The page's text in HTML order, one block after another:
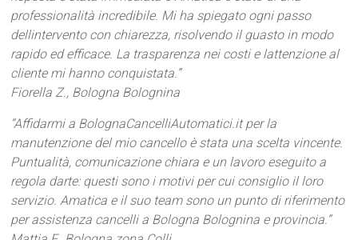
professionalità incredibile. Mi ha spiegato ogni passo
dellintervento con chiarezza, risolvendo il guasto in modo
rapido ed efficace. La trasparenza nei costi e lattenzione al
cliente mi hanno conquistata.”
Fiorella Z., Bologna Bolognina
“Affidarmi a BolognaCancelliAutomatici.it per la
manutenzione del mio cancello è stata una scelta vincente.
Puntualità, comunicazione chiara e un lavoro eseguito a
regola darte: questi sono i motivi per cui consiglio il loro
servizio. Amatica e il suo team sono un punto di riferimento
per assistenza cancelli a Bologna Bolognina e provincia.”